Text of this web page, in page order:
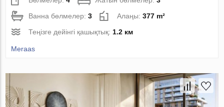
Ванна бөлмелер:3 Алаңы:377 m²
Теңізге дейінгі қашықтық: 1.2 км
Meraas